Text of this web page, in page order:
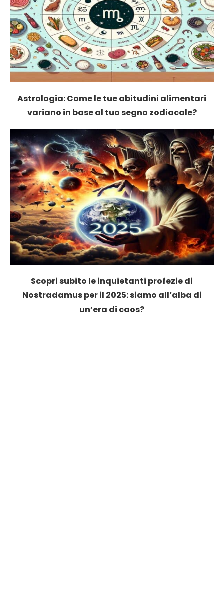
Astrologia: Come le tue abitudini alimentari
variano in base al tuo segno zodiacale?
Scopri subito le inquietanti profezie di
Nostradamus per il 2025: siamo all’alba di
un’era di caos?